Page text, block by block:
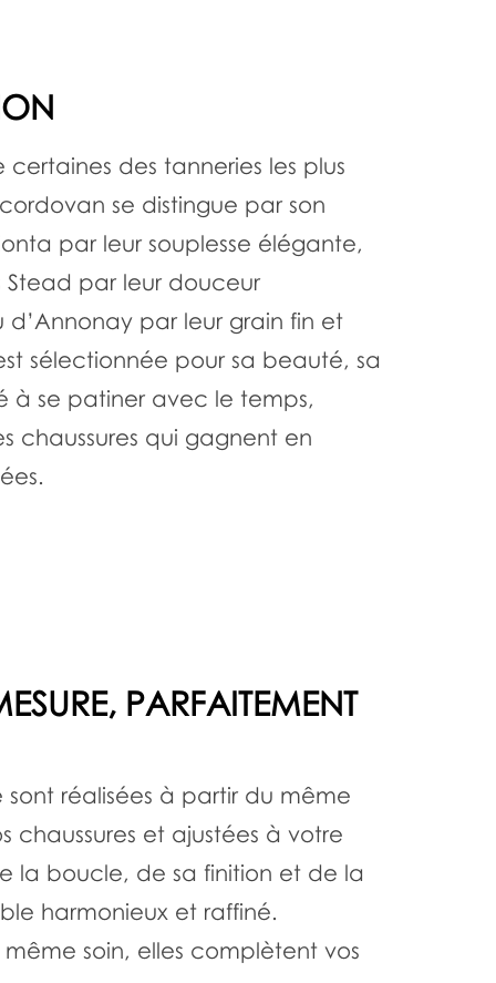
des tanneries les plus
se distingue par son
par leur souplesse élégante,
Stead par leur douceur
par leur grain fin et
sélectionnée pour sa beauté, sa
à se patiner avec le temps,
chaussures qui gagnent en
PARFAITEMENT
sont réalisées à partir du même
chaussures et ajustées à votre
la boucle, de sa finition et de la
harmonieux et raffiné.
soin, elles complètent vos